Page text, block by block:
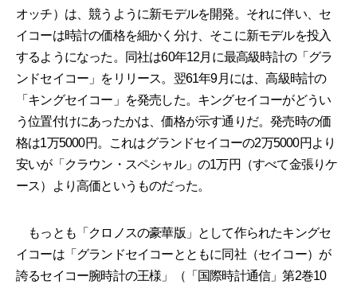
オッチ）は、競うように新モデルを開発。それに伴い、セ
イコーは時計の価格を細かく分け、そこに新モデルを投入
するようになった。同社は60年12月に最高級時計の「グラ
ンドセイコー」をリリース。翌61年9月には、高級時計の
「キングセイコー」を発売した。キングセイコーがどうい
う位置付けにあったかは、価格が示す通りだ。発売時の価
格は1万5000円。これはグランドセイコーの2万5000円より
安いが「クラウン・スペシャル」の1万円（すべて金張りケ
ース）より高価というものだった。
もっとも「クロノスの豪華版」として作られたキングセ
イコーは「グランドセイコーとともに同社（セイコー）が
誇るセイコー腕時計の王様」（「国際時計通信」第2巻10